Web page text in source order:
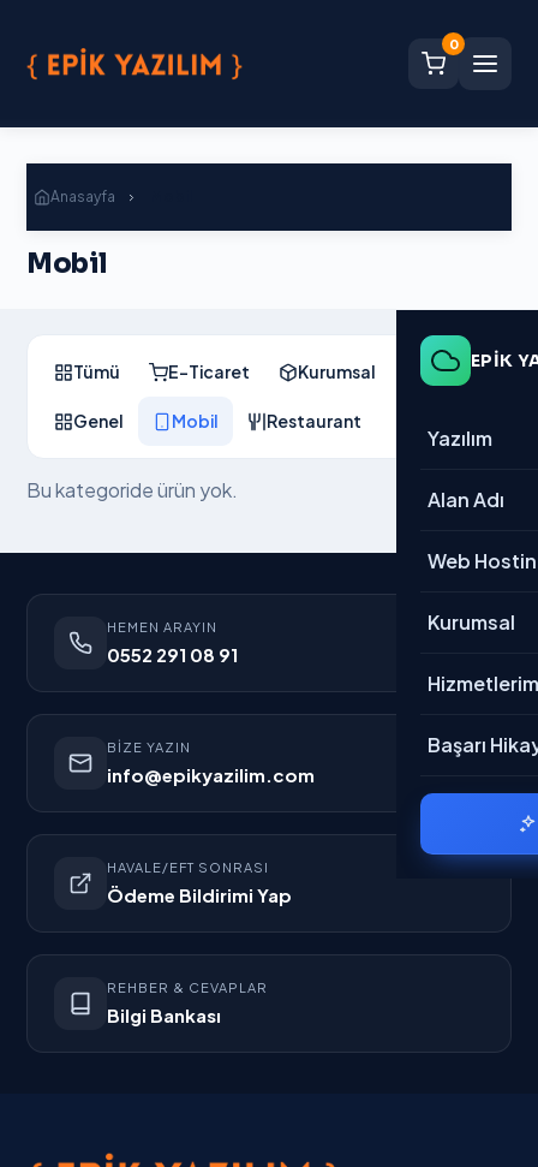
0
Anasayfa
Mobil
EPİK
Yazılım
→ Tümü
E-Ticaret
Restaurant
Alan Adı
Web
Kurumsal
→ Tümü
Hakkımızda
Belgelerimiz
Referanslar
Başarı
Tümü E-Ticaret Kurumsal CRM
Genel Mobil Restaurant
Bu kategoride ürün yok.
HEMEN ARAYIN
0552 291 08 91
BIZE YAZIN
info@epikyazilim.com
HAVALE/EFT SONRASI
Ödeme Bildirimi Yap
REHBER & CEVAPLAR
Bilgi Bankası